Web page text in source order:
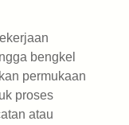
bengkel
permukaan
proses
atau